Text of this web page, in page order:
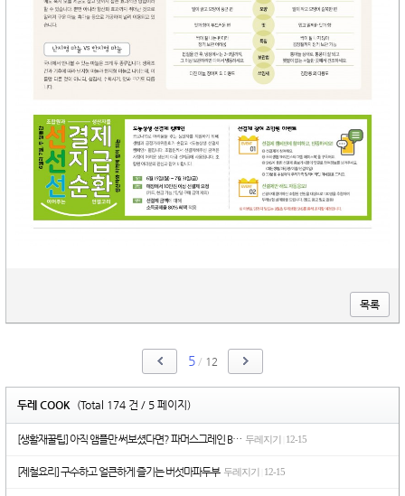
목록
5 / 12
두레 COOK (Total 174 건 / 5 페이지)
[생활재꿀팁] 아직 앰플만 써보셨다면? 파머스그레인 B… 두레지기 12-15
[제철요리] 구수하고 얼큰하게 즐기는 버섯마파두부 두레지기 12-15